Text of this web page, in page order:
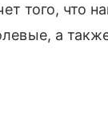
того, что
а